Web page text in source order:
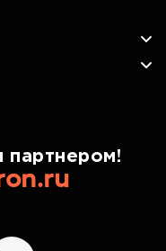
партнером!